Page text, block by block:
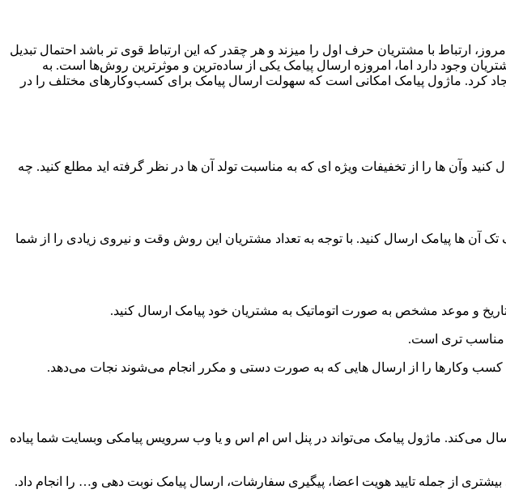
ارتباط با مشتریان حرف اول را میزند و هر چقدر که این ارتباط قوی تر باشد احتمال تبدیل
وجود دارد اما، امروزه ارسال پیامک یکی از ساده‌ترین و موثرترین روش‌ها است. به
کرد. ماژول پیامک امکانی است که سهولت ارسال پیامک برای کسب‌وکارهای مختلف را در
وآن ها را از تخفیفات ویژه ای که به مناسبت تولد آن ها در نظر گرفته اید مطلع کنید. چه
آن ها پیامک ارسال کنید. با توجه به تعداد مشتریان این روش وقت و نیروی زیادی را از شما
و موعد مشخص به صورت اتوماتیک به مشتریان خود پیامک ارسال کنید.
مناسب تری است.
کسب وکارها را از ارسال هایی که به صورت دستی و مکرر انجام می‌شوند نجات می‌دهد.
می‌کند. ماژول پیامک می‌تواند در پنل اس ام اس و یا وب سرویس پیامکی وبسایت شما پیاده